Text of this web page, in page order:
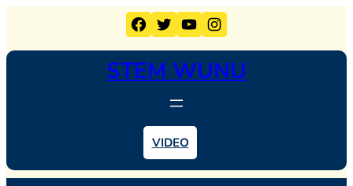
Facebook Twitter YouTube Instagram
STEM WUNU
VIDEO